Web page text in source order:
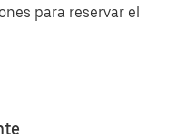
para reservar el